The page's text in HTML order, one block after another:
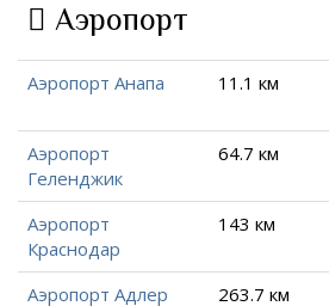
Аэропорт
Аэропорт Анапа 11.1 км
Аэропорт
Геленджик
64.7 км
Аэропорт
Краснодар
143 км
Аэропорт Адлер 263.7 км